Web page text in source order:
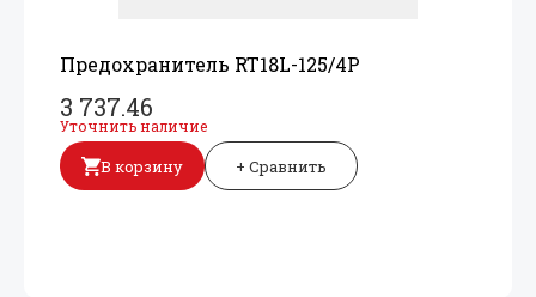
Предохранитель RT18L-125/4P
3 737.46
Уточнить наличие
В корзину + Сравнить